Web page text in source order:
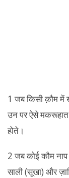
1 जब किसी क़ौम में
उन पर ऐसे मकरूहात
होते।
2 जब कोई कौम
साली (सूखा) और